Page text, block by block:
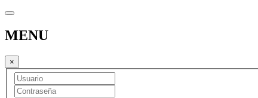
MENU
×